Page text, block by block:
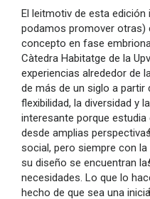
El leitmotiv de esta
podamos promover otras)
concepto en fase
Càtedra Habitatge de la
experiencias alrededor de
de más de un siglo a
flexibilidad, la diversidad y
interesante porque
desde amplias
social, pero siempre con
su diseño se encuentran
necesidades. Lo que lo
hecho de que sea una